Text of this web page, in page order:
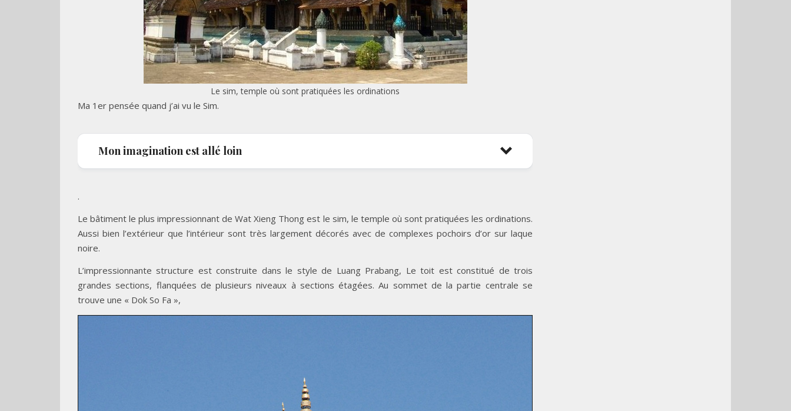
Le sim, temple où sont pratiquées les ordinations
Ma 1er pensée quand j’ai vu le Sim.
Mon imagination est allé loin
.
Le bâtiment le plus impressionnant de Wat Xieng Thong est le sim, le temple où sont pratiquées les ordinations.
Aussi bien l’extérieur que l’intérieur sont très largement décorés avec de complexes pochoirs d’or sur laque
noire.
L’impressionnante structure est construite dans le style de Luang Prabang, Le toit est constitué de trois
grandes sections, flanquées de plusieurs niveaux à sections étagées. Au sommet de la partie centrale se
trouve une « Dok So Fa »,